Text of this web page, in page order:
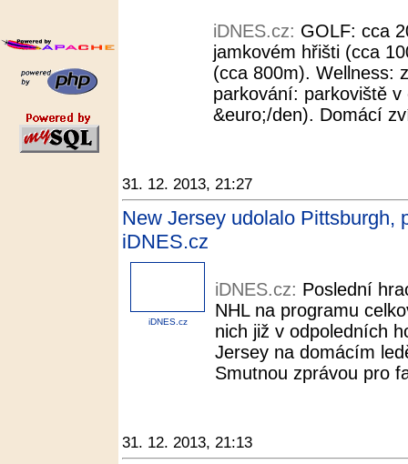
iDNES.cz: GOLF: cca
jamkovém hřišti (cca
(cca 800m). Wellness:
parkování: parkoviště
&euro;/den). Domácí
31. 12. 2013, 21:27
New Jersey udolalo Pittsburgh,
iDNES.cz
iDNES.cz
iDNES.cz: Poslední
NHL na programu
nich již v odpoledních
Jersey na domácím
Smutnou zprávou pro
31. 12. 2013, 21:13